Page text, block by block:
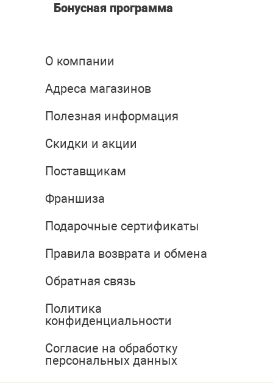
Бонусная программа
О компании
Адреса магазинов
Полезная информация
Скидки и акции
Поставщикам
Франшиза
Подарочные сертификаты
Правила возврата и обмена
Обратная связь
Политика
конфиденциальности
Согласие на обработку
персональных данных